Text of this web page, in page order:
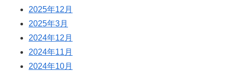
2025年12月
2025年3月
2024年12月
2024年11月
2024年10月